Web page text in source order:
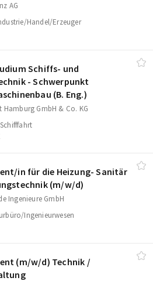
AG
Handel/Erzeuger
Schiffs- und
- Schwerpunkt
(B. Eng.)
Hamburg GmbH & Co. KG
​in für die Heizung- Sanitär
(m/​w/​d)
Ingenieure GmbH
Ingenieurwesen
(m/​w/​d) Technik /​